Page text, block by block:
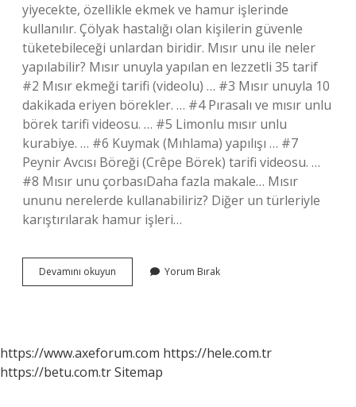
yiyecekte, özellikle ekmek ve hamur işlerinde
kullanılır. Çölyak hastalığı olan kişilerin güvenle
tüketebileceği unlardan biridir. Mısır unu ile neler
yapılabilir? Mısır unuyla yapılan en lezzetli 35 tarif
#2 Mısır ekmeği tarifi (videolu) … #3 Mısır unuyla 10
dakikada eriyen börekler. … #4 Pırasalı ve mısır unlu
börek tarifi videosu. … #5 Limonlu mısır unlu
kurabiye. … #6 Kuymak (Mıhlama) yapılışı … #7
Peynir Avcısı Böreği (Crêpe Börek) tarifi videosu. …
#8 Mısır unu çorbasıDaha fazla makale… Mısır
ununu nerelerde kullanabiliriz? Diğer un türleriyle
karıştırılarak hamur işleri…
Devamını okuyun
Unu
Yorum Bırak
https://www.axeforum.com https://hele.com.tr
https://betu.com.trSitemap